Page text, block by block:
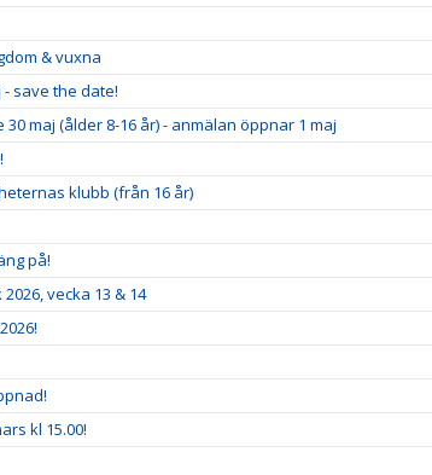
& vuxna
- save the date!
maj (ålder 8-16 år) - anmälan öppnar 1 maj
klubb (från 16 år)
på!
vecka 13 & 14
kl 15.00!